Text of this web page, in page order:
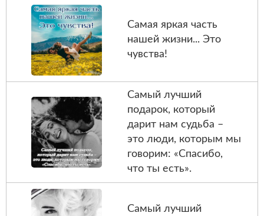
Самая яркая часть
нашей жизни... Это
чувства!
Самый лучший
подарок, который
дарит нам судьба –
это люди, которым мы
говорим: «Спасибо,
что ты есть».
Самый лучший